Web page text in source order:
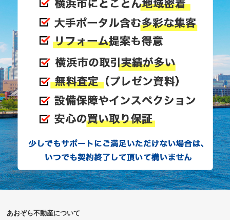
あおぞら不動産について